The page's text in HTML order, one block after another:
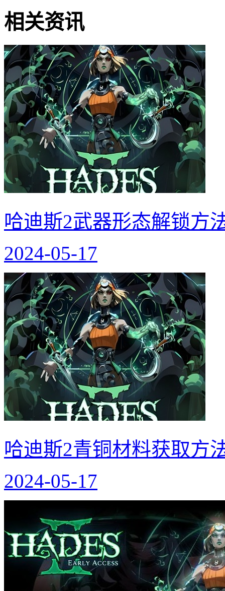
相关资讯
哈迪斯2武器形态解锁方
2024-05-17
哈迪斯2青铜材料获取方
2024-05-17